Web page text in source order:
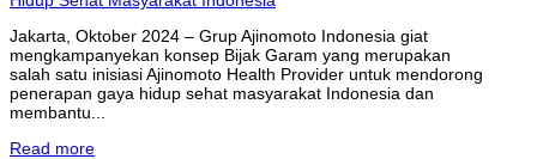
Jakarta, Oktober 2024 – Grup Ajinomoto Indonesia giat
mengkampanyekan konsep Bijak Garam yang merupakan
salah satu inisiasi Ajinomoto Health Provider untuk mendorong
penerapan gaya hidup sehat masyarakat Indonesia dan
membantu...
Read more